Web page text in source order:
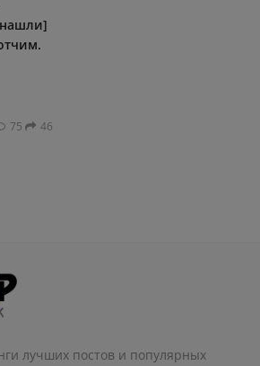
75 46
лучших постов и популярных